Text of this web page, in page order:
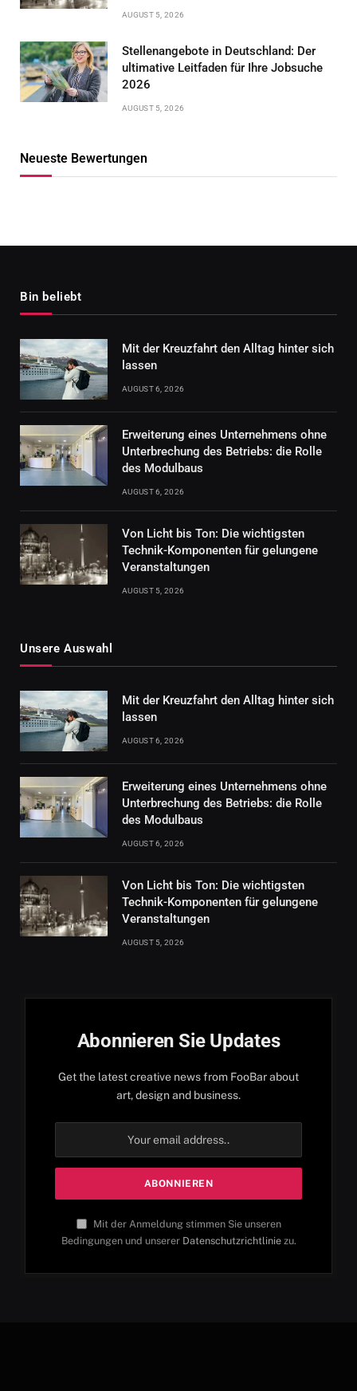
AUGUST 5, 2026
Stellenangebote in Deutschland: Der
ultimative Leitfaden für Ihre Jobsuche
2026
AUGUST 5, 2026
Neueste Bewertungen
Bin beliebt
Mit der Kreuzfahrt den Alltag hinter sich
lassen
AUGUST 6, 2026
Erweiterung eines Unternehmens ohne
Unterbrechung des Betriebs: die Rolle
des Modulbaus
AUGUST 6, 2026
Von Licht bis Ton: Die wichtigsten
Technik-Komponenten für gelungene
Veranstaltungen
AUGUST 5, 2026
Unsere Auswahl
Mit der Kreuzfahrt den Alltag hinter sich
lassen
AUGUST 6, 2026
Erweiterung eines Unternehmens ohne
Unterbrechung des Betriebs: die Rolle
des Modulbaus
AUGUST 6, 2026
Von Licht bis Ton: Die wichtigsten
Technik-Komponenten für gelungene
Veranstaltungen
AUGUST 5, 2026
Abonnieren Sie Updates
Get the latest creative news from FooBar about
art, design and business.
Mit der Anmeldung stimmen Sie unseren
Bedingungen und unserer Datenschutzrichtliniezu.